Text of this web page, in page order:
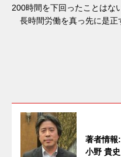
200時間を下回ったことはな
長時間労働を真っ先に是正
著者情報:
小野 貴史